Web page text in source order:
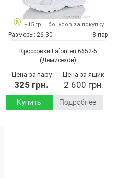
+15 грн. бонусов за покупку
Размеры: 26-30 8 пар
Кроссовки Lafonten 6652-5
(Демисезон)
Цена за пару
325 грн.
Цена за ящик
2 600 грн.
Купить Подробнее